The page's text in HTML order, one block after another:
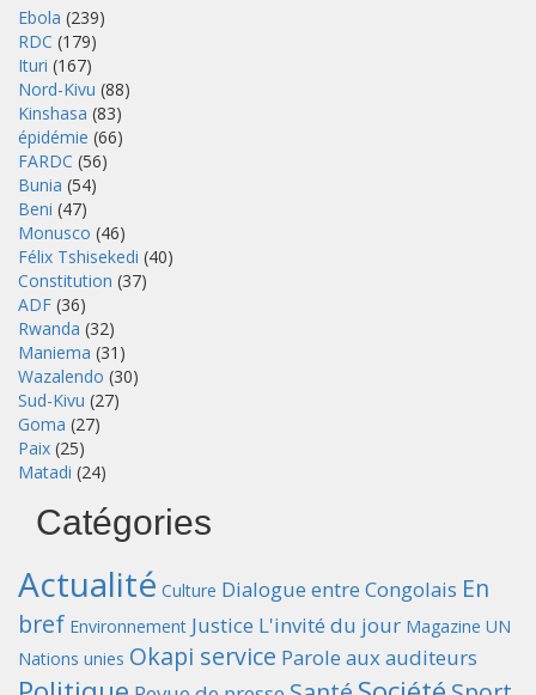
Ebola (239)
RDC (179)
Ituri (167)
Nord-Kivu (88)
Kinshasa (83)
épidémie (66)
FARDC (56)
Bunia (54)
Beni (47)
Monusco (46)
Félix Tshisekedi (40)
Constitution (37)
ADF (36)
Rwanda (32)
Maniema (31)
Wazalendo (30)
Sud-Kivu (27)
Goma (27)
Paix (25)
Matadi (24)
Catégories
Actualité Culture Dialogue entre Congolais En
bref Environnement Justice L'invité du jour Magazine UN
Nations unies Okapi service Parole aux auditeurs